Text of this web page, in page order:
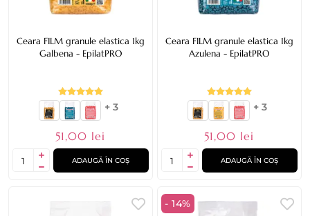
Ceara FILM granule elastica 1kg
Galbena - EpilatPRO
+ 3
51,00 lei
ADAUGĂ ÎN COȘ
Ceara FILM granule elastica 1kg
Azulena - EpilatPRO
+ 3
51,00 lei
ADAUGĂ ÎN COȘ
- 14%